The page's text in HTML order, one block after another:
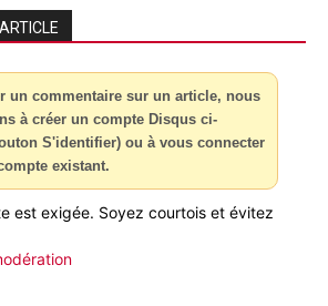
un commentaire sur un article, nous
à créer un compte Disqus ci-
S'identifier) ou à vous connecter
existant.
est exigée. Soyez courtois et évitez